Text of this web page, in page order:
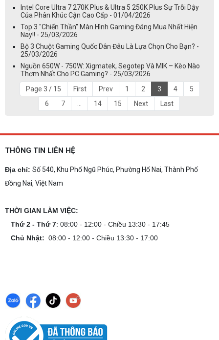
Intel Core Ultra 7 270K Plus & Ultra 5 250K Plus Sự Trỗi Dậy
Của Phân Khúc Cận Cao Cấp - 01/04/2026
Top 3 "Chiến Thần" Màn Hình Gaming Đáng Mua Nhất Hiện
Nay!! - 25/03/2026
Bộ 3 Chuột Gaming Quốc Dân Đâu Là Lựa Chọn Cho Bạn? -
25/03/2026
Nguồn 650W - 750W: Xigmatek, Segotep Và MIK – Kèo Nào
Thơm Nhất Cho PC Gaming? - 25/03/2026
Page 3 / 15
First Prev 1 2 3 4
5
6
7 14 15 Next Last
THÔNG TIN LIÊN HỆ
Địa chỉ: Số 540, Khu Phố Ngũ Phúc, Phường Hố Nai, Thành Phố
Đồng Nai, Việt Nam
THỜI GIAN LÀM VIỆC:
Thứ 2 - Thứ 7: 08:00 - 12:00 - Chiều 13:30 - 17:45
Chủ Nhật: 08:00 - 12:00 - Chiều 13:30 - 17:00